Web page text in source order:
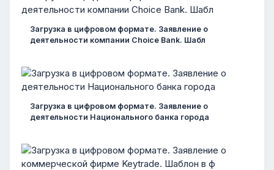
Загрузка в цифровом формате. Заявление о
деятельности компании Choice Bank. Шабл
Загрузка в цифровом формате. Заявление о
деятельности Национального банка города